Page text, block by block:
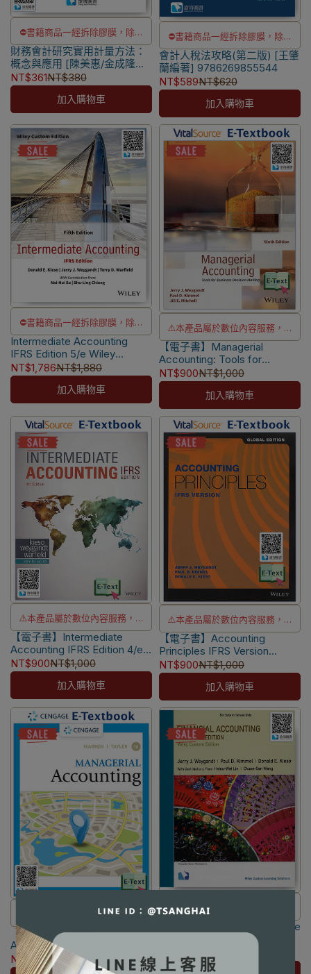
⛔書籍商品一經拆除膠膜，除非
瑕疵換書不提供退貨與退款
✅訂購數量5本以上另有優惠，請
洽LINE客服訂購
財務會計研究實用計量方法：
概念與應用 [陳美惠/金成隆著]
9786269855582
NT$361NT$380
加入購物車
⛔書籍商品一經拆除膠膜，除非
瑕疵換書不提供退貨與退款
✅訂購數量5本以上另有優惠，請
洽LINE客服訂購
會計人稅法攻略(第二版) [王肇
蘭編著] 9786269855544
NT$589NT$620
加入購物車
⛔書籍商品一經拆除膠膜，除非
瑕疵換書不提供退貨與退款
✅訂購數量5本以上另有優惠，請
洽LINE客服訂購
本書另售【電子書】
Intermediate Accounting
IFRS Edition 5/e Wiley
Custom Edition [Kieso]
9781394277902
NT$1,786NT$1,880
加入購物車
⚠️本產品屬於數位內容服務，一
經購買不提供退貨與退款
⚠️電子書產品僅限台灣境內使
用，海外IP無法註冊成功
【電子書】Managerial
Accounting: Tools for
Business Decision Making
9/e IA
[Weygandt/Kimmel/Mitchell]
NT$900NT$1,000
加入購物車
⚠️本產品屬於數位內容服務，一
經購買不提供退貨與退款
⚠️電子書產品僅限台灣境內使
用，海外IP無法註冊成功
【電子書】Intermediate
Accounting IFRS Edition 4/e
[Kieso]
NT$900NT$1,000
加入購物車
⚠️本產品屬於數位內容服務，一
經購買不提供退貨與退款
⚠️電子書產品僅限台灣境內使
用，海外IP無法註冊成功
【電子書】Accounting
Principles IFRS Version
[Weygandt]
NT$900NT$1,000
加入購物車
⚠️本產品屬於數位內容服務，一
經購買不提供退貨與退款
⚠️本產品為台灣優惠價格，故僅
販售給台灣地區使用
【電子書】Managerial
Accounting 16/e [Warren]
NT$900NT$1,000
⛔書籍商品一經拆除膠膜，除非
✅訂購數量5本以上另有優惠，請
洽LINE客服訂購
Financial Accounting IFRS 3/e
Wiley Custom Edition
9781119923367